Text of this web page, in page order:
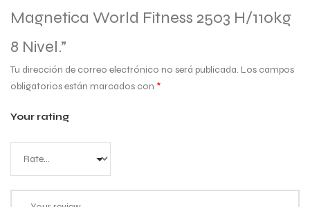
Magnetica World Fitness 2503 H/110kg
8 Nivel.”
Tu dirección de correo electrónico no será publicada. Los campos
obligatorios están marcados con *
Your rating